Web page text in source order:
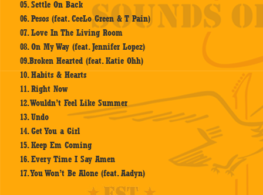
05. Settle On Back
06. Pesos (feat. CeeLo Green & T Pain)
07. Love In The Living Room
08. ​On My Way (feat. Jennifer Lopez)
09.Broken Hearted (feat. Katie Ohh)
10. Habits & Hearts
11. Right Now
12. Wouldn’t Feel Like Summer
13. Undo
14. Get You a Girl
15. Keep Em Coming
16. Every Time I Say Amen
17. You Won’t Be Alone (feat. Aadyn)